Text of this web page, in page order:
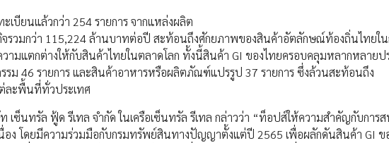
บียนแล้วกว่า 254 รายการ จากแหล่งผลิต
จรวมกว่า 115,224 ล้านบาทต่อปี สะท้อนถึงศักยภาพของสินค้าอัตลักษณ์ท้องถิ่นไทยใน
ามแตกต่างให้กับสินค้าไทยในตลาดโลก ทั้งนี้สินค้า GI ของไทยครอบคลุมหลากหลายป
รม 46 รายการ และสินค้าอาหารหรือผลิตภัณฑ์แปรรูป 37 รายการ ซึ่งล้วนสะท้อนถึง
ละพื้นที่ทั่วประเทศ
เซ็นทรัล ฟู้ด รีเทล จำกัด ในเครือเซ็นทรัล รีเทล กล่าวว่า “ท็อปส์ให้ความสำคัญกับกา
อง โดยมีความร่วมมือกับกรมทรัพย์สินทางปัญญาตั้งแต่ปี 2565 เพื่อผลักดันสินค้า GI ข